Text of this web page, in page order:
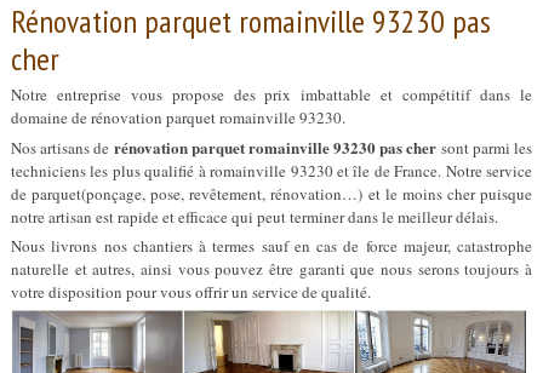
Rénovation parquet romainville 93230 pas
cher
Notre entreprise vous propose des prix imbattable et compétitif dans le
domaine de rénovation parquet romainville 93230.
Nos artisans de rénovation parquet romainville 93230 pas cher sont parmi les
techniciens les plus qualifié à romainville 93230 et île de France. Notre service
de parquet(ponçage, pose, revêtement, rénovation…) et le moins cher puisque
notre artisan est rapide et efficace qui peut terminer dans le meilleur délais.
Nous livrons nos chantiers à termes sauf en cas de force majeur, catastrophe
naturelle et autres, ainsi vous pouvez être garanti que nous serons toujours à
votre disposition pour vous offrir un service de qualité.